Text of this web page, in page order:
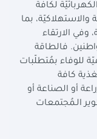
لكافة
والاستهلاكيّة، بما
الارتقاء
فالطاقة
للوفاء بمُتطلّبات
كافة
أو الصناعة أو
الـمُجتمعات